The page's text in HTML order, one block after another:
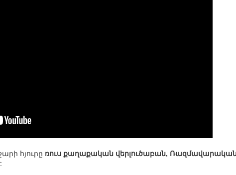
հյուրը ռուս քաղաքական վերլուծաբան, Ռազմավարական
: